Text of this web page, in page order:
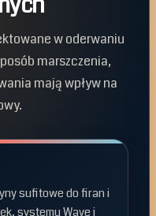
w oderwaniu
marszczenia,
mają wpływ na
sufitowe do firan i
systemu Wave i